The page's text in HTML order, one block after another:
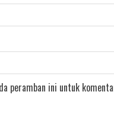
peramban ini untuk